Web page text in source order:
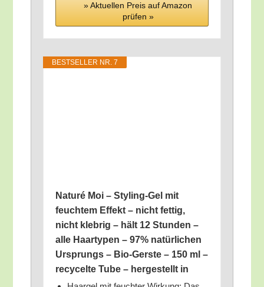
» Aktu­el­len Preis auf Ama­zon
prü­fen »
BEST­SEL­LER NR. 7
Natu­ré Moi – Sty­ling-Gel mit
feuch­tem Effekt – nicht fet­tig,
nicht kleb­rig – hält 12 Stun­den –
alle Haar­ty­pen – 97% natür­li­chen
Ursprungs – Bio-Gers­te – 150 ml –
recy­cel­te Tube – her­ge­stellt in